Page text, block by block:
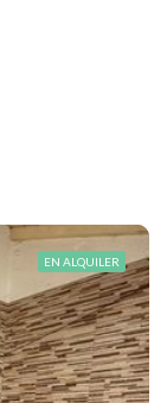
EN ALQUILER